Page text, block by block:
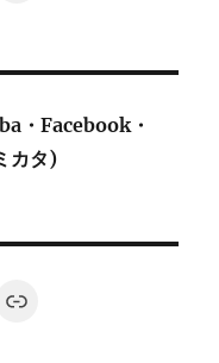
・Facebook・
カタ)
Link